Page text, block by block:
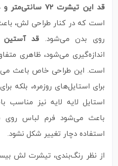
قد این تیشرت ۷۲ سانتی‌متر و دور سینه آن ۱۲۰ سانتی‌متر
است که در کنار طراحی لش،
روی بدن می‌شود. قد آستین که
اندازه‌گیری می‌شود، ظاهری
است. این طراحی خاص باعث
برای استایل‌های روزمره، بلکه
استایل لایه‌ لایه نیز مناسب
باعث می‌شود فرم لباس روی
استفاده دچار تغییر شکل نشود.